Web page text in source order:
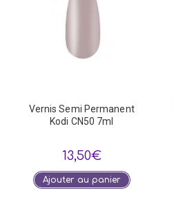
Vernis Semi Permanent
Kodi CN50 7ml
13,50€
Ajouter au panier